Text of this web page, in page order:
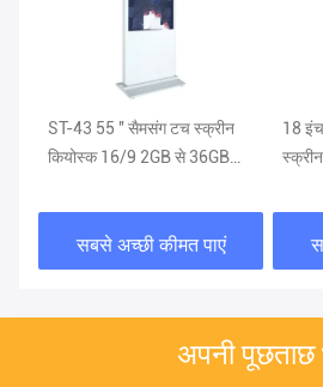
ST-43 55 '' सैमसंग टच स्क्रीन
कियोस्क 16/9 2GB से 36GB
सबसे अच्छी कीमत पाएं
18
अपनी